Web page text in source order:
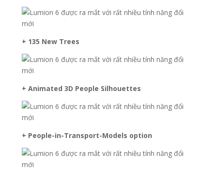
+ 135 New Trees
+ Animated 3D People Silhouettes
+ People-in-Transport-Models option